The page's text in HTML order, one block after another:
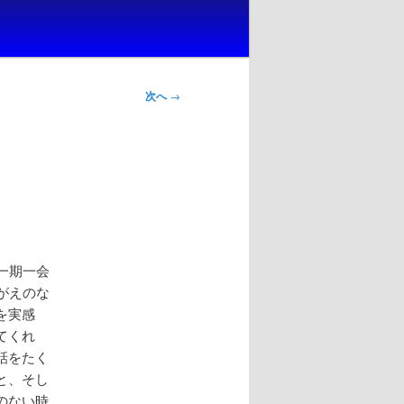
次へ→
期一会
えのな
実感
くれ
をたく
、そし
ない時